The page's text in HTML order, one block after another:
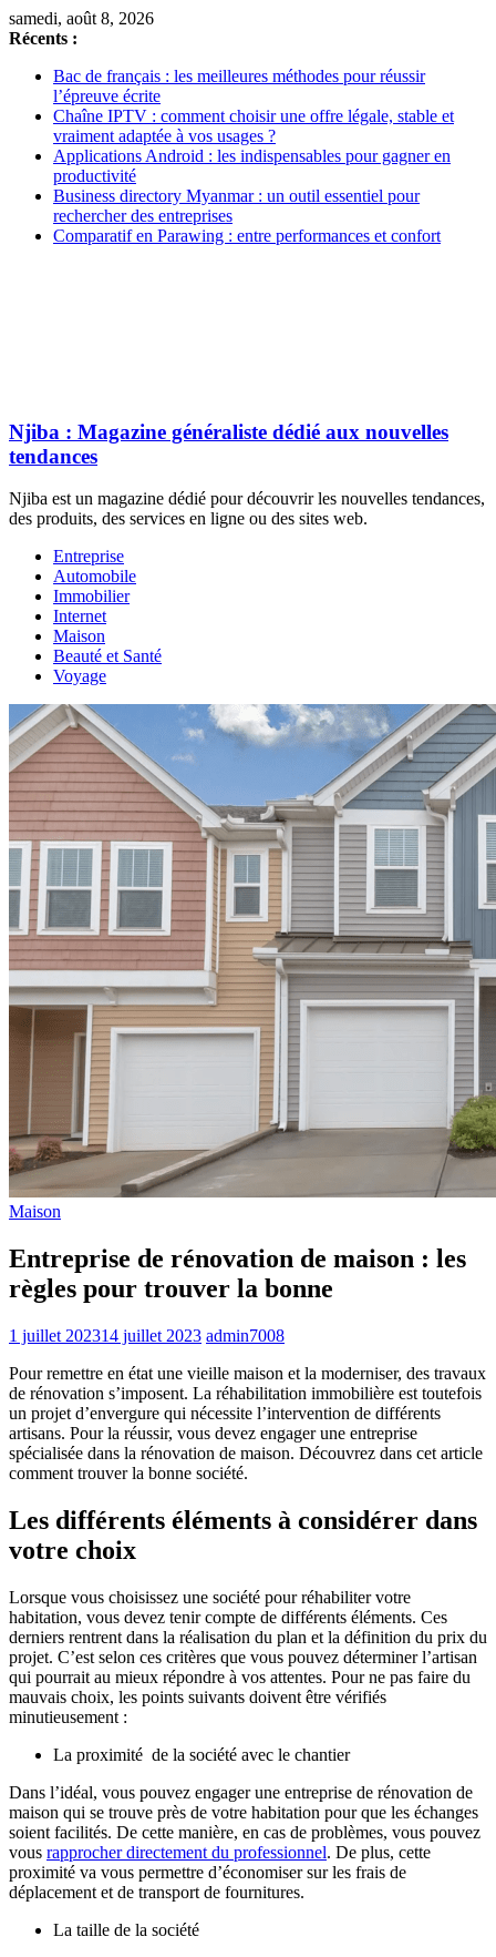
samedi, août 8, 2026
Récents :
Bac de français : les meilleures méthodes pour réussir
l’épreuve écrite
Chaîne IPTV : comment choisir une offre légale, stable et
vraiment adaptée à vos usages ?
Applications Android : les indispensables pour gagner en
productivité
Business directory Myanmar : un outil essentiel pour
rechercher des entreprises
Comparatif en Parawing : entre performances et confort
Njiba : Magazine généraliste dédié aux nouvelles
tendances
Njiba est un magazine dédié pour découvrir les nouvelles tendances,
des produits, des services en ligne ou des sites web.
Entreprise
Automobile
Immobilier
Internet
Maison
Beauté et Santé
Voyage
Maison
Entreprise de rénovation de maison : les
règles pour trouver la bonne
1 juillet 202314 juillet 2023 admin7008
Pour remettre en état une vieille maison et la moderniser, des travaux
de rénovation s’imposent. La réhabilitation immobilière est toutefois
un projet d’envergure qui nécessite l’intervention de différents
artisans. Pour la réussir, vous devez engager une entreprise
spécialisée dans la rénovation de maison. Découvrez dans cet article
comment trouver la bonne société.
Les différents éléments à considérer dans
votre choix
Lorsque vous choisissez une société pour réhabiliter votre
habitation, vous devez tenir compte de différents éléments. Ces
derniers rentrent dans la réalisation du plan et la définition du prix du
projet. C’est selon ces critères que vous pouvez déterminer l’artisan
qui pourrait au mieux répondre à vos attentes. Pour ne pas faire du
mauvais choix, les points suivants doivent être vérifiés
minutieusement :
La proximité de la société avec le chantier
Dans l’idéal, vous pouvez engager une entreprise de rénovation de
maison qui se trouve près de votre habitation pour que les échanges
soient facilités. De cette manière, en cas de problèmes, vous pouvez
vous rapprocher directement du professionnel. De plus, cette
proximité va vous permettre d’économiser sur les frais de
déplacement et de transport de fournitures.
La taille de la société